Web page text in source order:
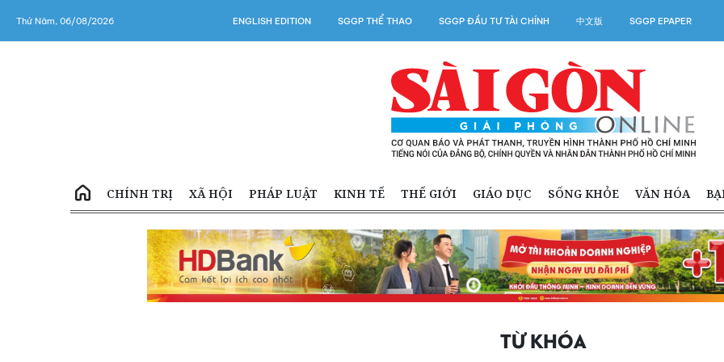
Thứ Năm, 06/08/2026 ENGLISH EDITION SGGP THỂ THAO SGGP ĐẦU TƯ TÀI CHÍNH 中文版 SGGP EPAPER
CHÍNH TRỊ XÃ HỘI PHÁP LUẬT KINH TẾ THẾ GIỚI GIÁO DỤC SỐNG KHỎE VĂN HÓA
TỪ KHÓA